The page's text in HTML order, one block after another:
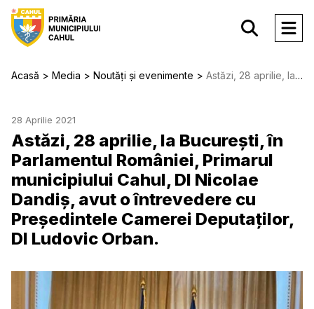
Acasă Media Noutăți și evenimente Astăzi, 28 aprilie, la București, în Parlamentul României, Primarul municipiului Cahul, Dl Nicolae Dandiș, avut o întrevedere cu Președintele Camerei Deputaților, Dl Ludovic Orban.
28 Aprilie 2021
Astăzi, 28 aprilie, la București, în
Parlamentul României, Primarul
municipiului Cahul, Dl Nicolae
Dandiș, avut o întrevedere cu
Președintele Camerei Deputaților,
Dl Ludovic Orban.